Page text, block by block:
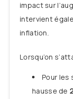
impact sur
intervient
inflation.
Lorsqu’on
Pour les
hausse de